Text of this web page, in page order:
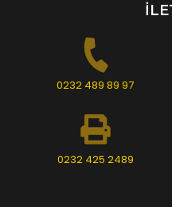
0232 489 89 97
0232 425 2489